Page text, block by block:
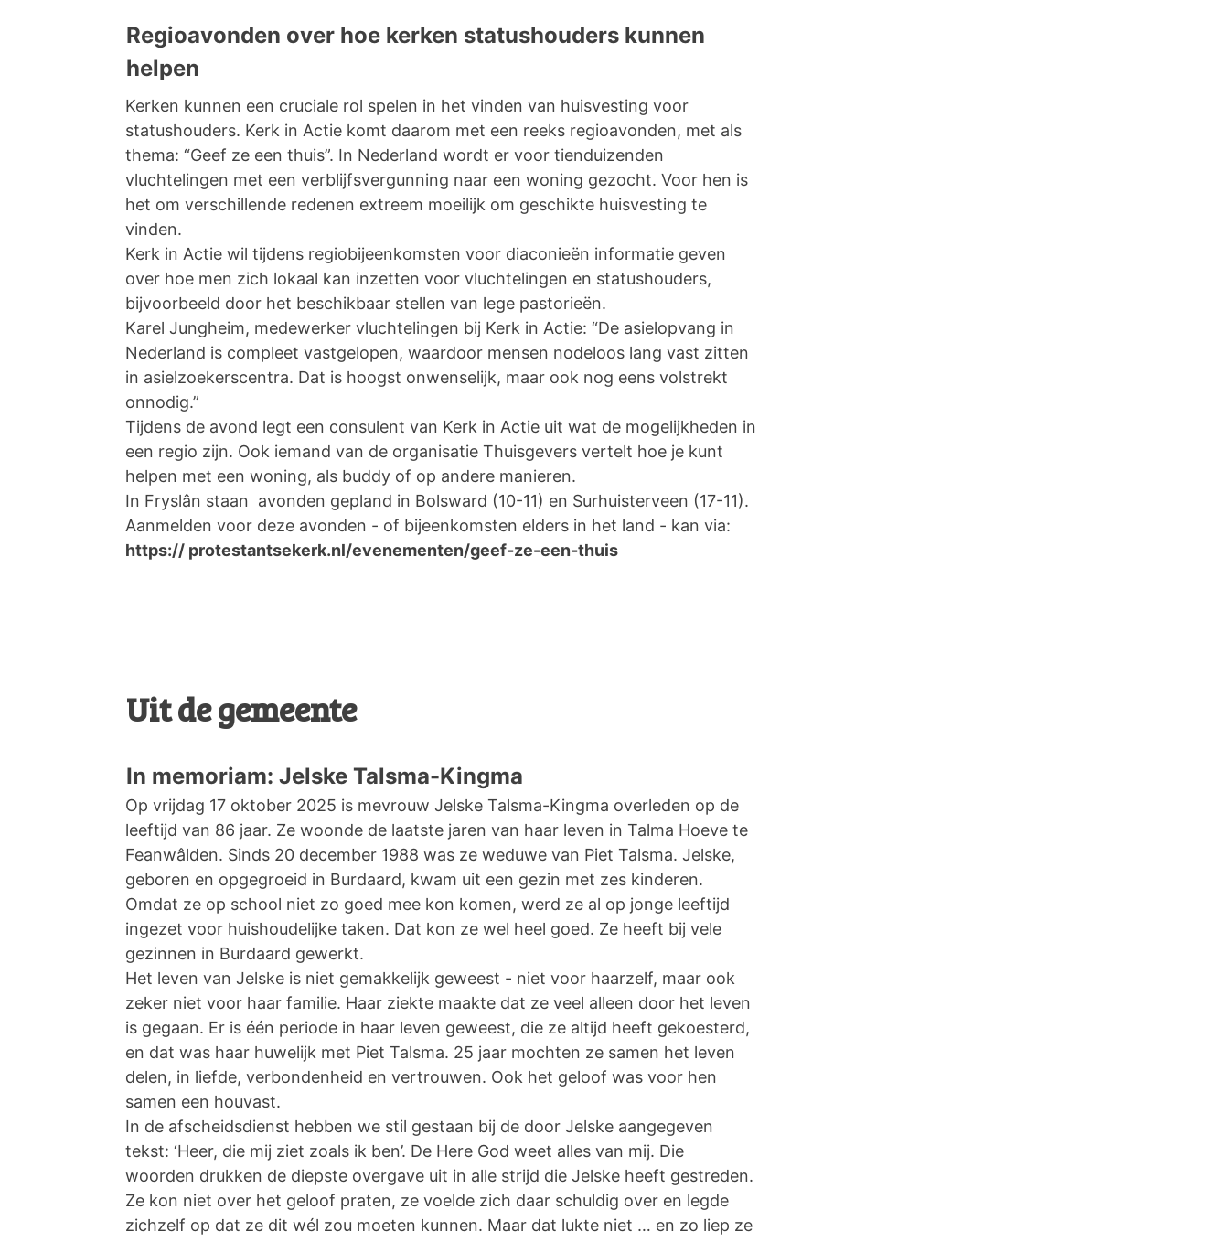
Regioavonden over hoe kerken statushouders kunnen
helpen
Kerken kunnen een cruciale rol spelen in het vinden van huisvesting voor
statushouders. Kerk in Actie komt daarom met een reeks regioavonden, met als
thema: “Geef ze een thuis”. In Nederland wordt er voor tienduizenden
vluchtelingen met een verblijfsvergunning naar een woning gezocht. Voor hen is
het om verschillende redenen extreem moeilijk om geschikte huisvesting te
vinden.
Kerk in Actie wil tijdens regiobijeenkomsten voor diaconieën informatie geven
over hoe men zich lokaal kan inzetten voor vluchtelingen en statushouders,
bijvoorbeeld door het beschikbaar stellen van lege pastorieën.
Karel Jungheim, medewerker vluchtelingen bij Kerk in Actie: “De asielopvang in
Nederland is compleet vastgelopen, waardoor mensen nodeloos lang vast zitten
in asielzoekerscentra. Dat is hoogst onwenselijk, maar ook nog eens volstrekt
onnodig.”
Tijdens de avond legt een consulent van Kerk in Actie uit wat de mogelijkheden in
een regio zijn. Ook iemand van de organisatie Thuisgevers vertelt hoe je kunt
helpen met een woning, als buddy of op andere manieren.
In Fryslân staan avonden gepland in Bolsward (10-11) en Surhuisterveen (17-11).
Aanmelden voor deze avonden - of bijeenkomsten elders in het land - kan via:
https:// protestantsekerk.nl/evenementen/geef-ze-een-thuis
Uit de gemeente
In memoriam: Jelske Talsma-Kingma
Op vrijdag 17 oktober 2025 is mevrouw Jelske Talsma-Kingma overleden op de
leeftijd van 86 jaar. Ze woonde de laatste jaren van haar leven in Talma Hoeve te
Feanwâlden. Sinds 20 december 1988 was ze weduwe van Piet Talsma. Jelske,
geboren en opgegroeid in Burdaard, kwam uit een gezin met zes kinderen.
Omdat ze op school niet zo goed mee kon komen, werd ze al op jonge leeftijd
ingezet voor huishoudelijke taken. Dat kon ze wel heel goed. Ze heeft bij vele
gezinnen in Burdaard gewerkt.
Het leven van Jelske is niet gemakkelijk geweest - niet voor haarzelf, maar ook
zeker niet voor haar familie. Haar ziekte maakte dat ze veel alleen door het leven
is gegaan. Er is één periode in haar leven geweest, die ze altijd heeft gekoesterd,
en dat was haar huwelijk met Piet Talsma. 25 jaar mochten ze samen het leven
delen, in liefde, verbondenheid en vertrouwen. Ook het geloof was voor hen
samen een houvast.
In de afscheidsdienst hebben we stil gestaan bij de door Jelske aangegeven
tekst: ‘Heer, die mij ziet zoals ik ben’. De Here God weet alles van mij. Die
woorden drukken de diepste overgave uit in alle strijd die Jelske heeft gestreden.
Ze kon niet over het geloof praten, ze voelde zich daar schuldig over en legde
zichzelf op dat ze dit wél zou moeten kunnen. Maar dat lukte niet … en zo liep ze